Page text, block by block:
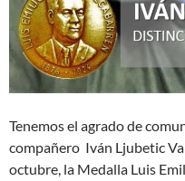
Tenemos el agrado de
compañero Iván Ljubetic
octubre, la Medalla Luis